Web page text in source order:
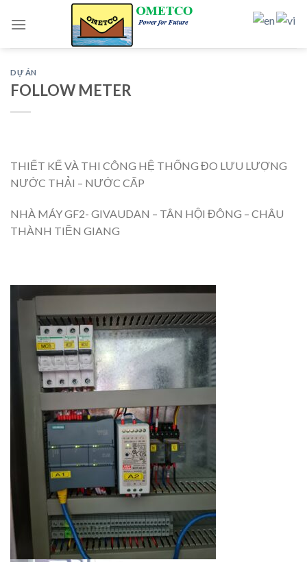
DỰ ÁN
FOLLOW METER
THIẾT KẾ VÀ THI CÔNG HỆ THỐNG ĐO LƯU LƯỢNG
NƯỚC THẢI – NƯỚC CẤP
NHÀ MÁY GF2- GIVAUDAN – TÂN HỘI ĐÔNG – CHÂU
THÀNH TIỀN GIANG